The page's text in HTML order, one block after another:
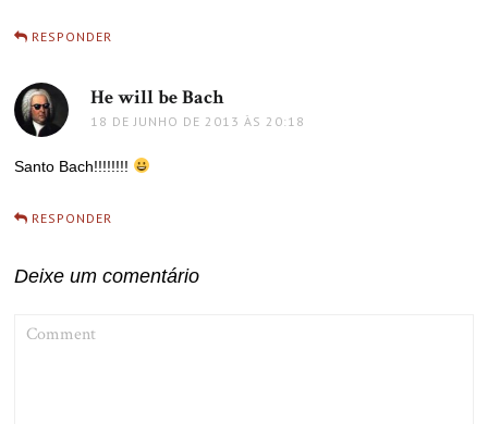
RESPONDER
He will be Bachdisse:
18 DE JUNHO DE 2013 ÀS 20:18
Santo Bach!!!!!!!!
RESPONDER
Deixe um comentário